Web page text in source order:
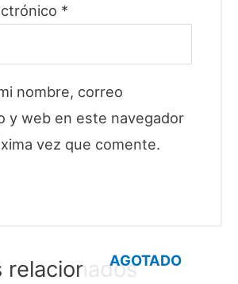
*
nombre, correo
y web en este navegador
vez que comente.
relacionadosAGOTADO